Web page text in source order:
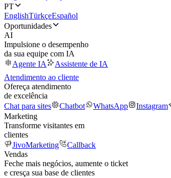
PT
EnglishTürkçeEspañol
Oportunidades
AI
Impulsione o desempenho
da sua equipe com IA
Agente IA
Assistente de IA
Atendimento ao cliente
Ofereça atendimento
de excelência
Chat para sites
Chatbot WhatsApp Instagram
Marketing
Transforme visitantes em
clientes
JivoMarketing
Callback
Vendas
Feche mais negócios, aumente o ticket
e cresça sua base de clientes